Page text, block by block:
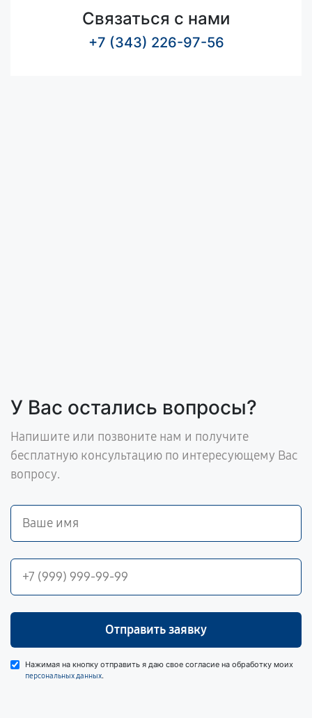
Связаться с нами
+7 (343) 226-97-56
У Вас остались вопросы?
Напишите или позвоните нам и получите
бесплатную консультацию по интересующему Вас
вопросу.
Отправить заявку
Нажимая на кнопку отправить я даю свое согласие на обработку моих
персональных данных.